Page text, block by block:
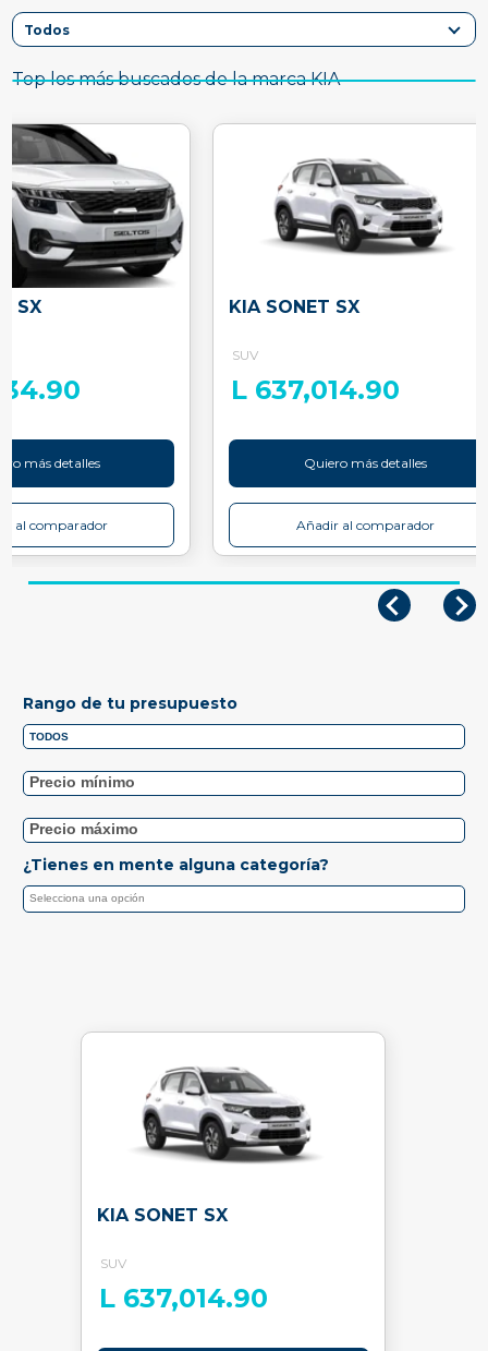
Top los más buscados de la marca KIA
SX
más detalles
al comparador
KIA SONET SX
SUV
L 637,014.90
Quiero más detalles
Añadir al comparador
Rango de tu presupuesto
¿Tienes en mente alguna categoría?
KIA SONET SX
SUV
L 637,014.90